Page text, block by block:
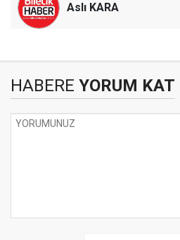
Aslı KARA
HABERE YORUM KAT